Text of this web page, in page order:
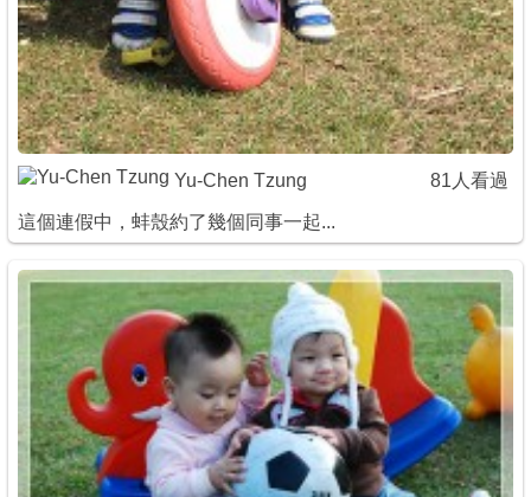
Yu-Chen Tzung 81人看過
這個連假中，蚌殼約了幾個同事一起...